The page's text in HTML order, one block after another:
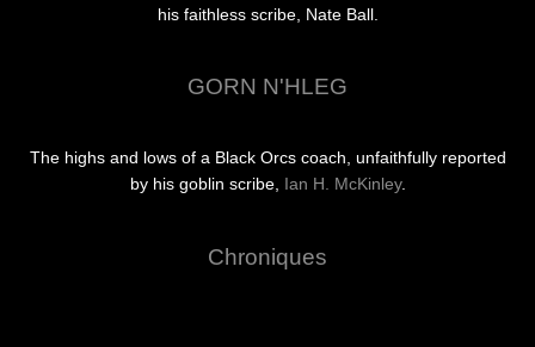
his faithless scribe, Nate Ball.
GORN N'HLEG
The highs and lows of a Black Orcs coach, unfaithfully reported
by his goblin scribe, Ian H. McKinley.
Chroniques